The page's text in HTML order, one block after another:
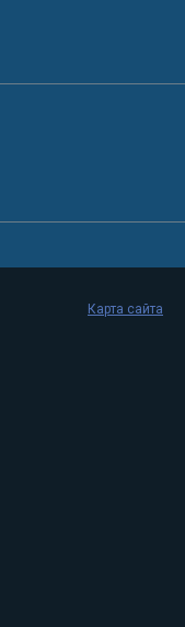
Карта сайта